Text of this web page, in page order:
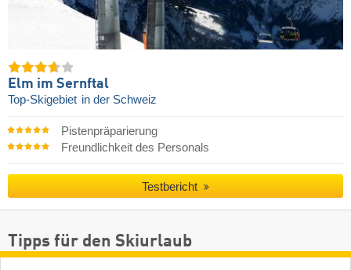
Elm im Sernftal
Top-Skigebiet in der Schweiz
Pistenpräparierung
Freundlichkeit des Personals
Testbericht
Tipps für den Skiurlaub